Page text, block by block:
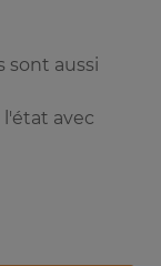
sont aussi
l'état avec